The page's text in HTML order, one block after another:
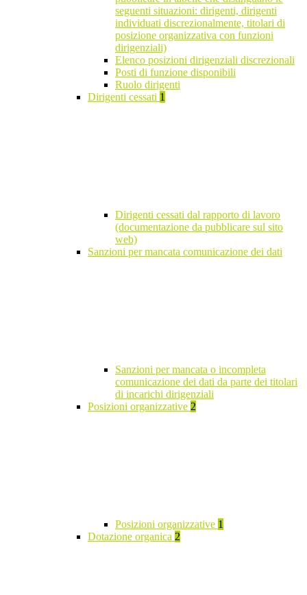
seguenti situazioni: dirigenti, dirigenti
individuati discrezionalmente, titolari di
posizione organizzativa con funzioni
dirigenziali)
Elenco posizioni dirigenziali discrezionali
Posti di funzione disponibili
Ruolo dirigenti
Dirigenti cessati 1
Dirigenti cessati dal rapporto di lavoro
(documentazione da pubblicare sul sito
web)
Sanzioni per mancata comunicazione dei dati
Sanzioni per mancata o incompleta
comunicazione dei dati da parte dei titolari
di incarichi dirigenziali
Posizioni organizzative 2
Posizioni organizzative 1
Dotazione organica 2